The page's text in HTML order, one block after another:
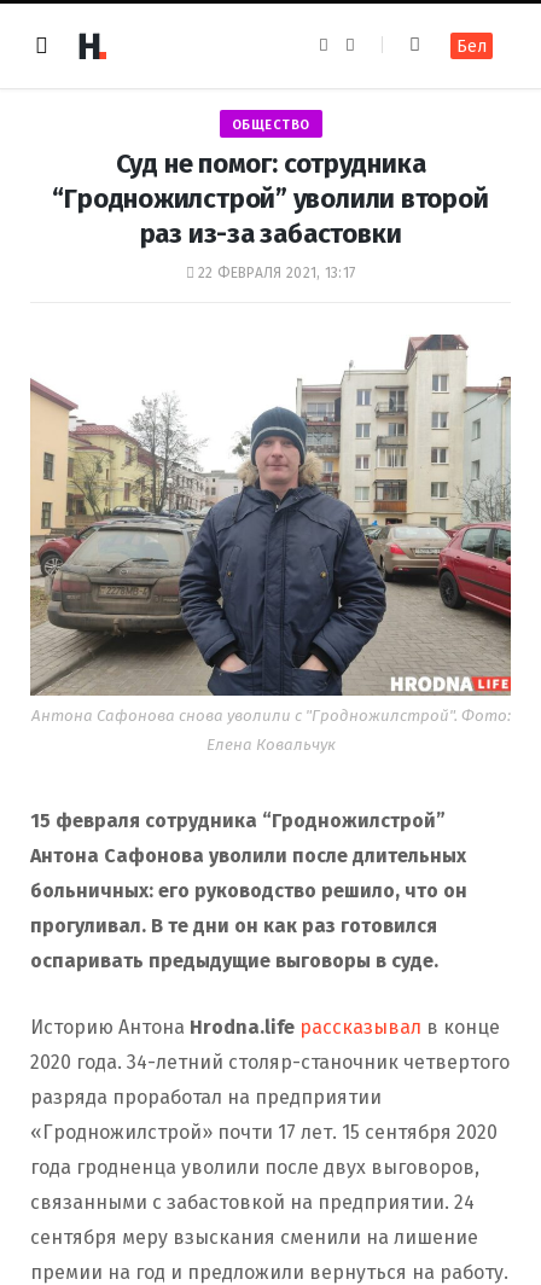
e
k
t
a
m
Бел
ОБЩЕСТВО
Суд не помог: сотрудника
“Гродножилстрой” уволили второй
раз из-за забастовки
22 ФЕВРАЛЯ 2021, 13:17
Антона Сафонова снова уволили с "Гродножилстрой". Фото:
Елена Ковальчук
15 февраля сотрудника “Гродножилстрой”
Антона Сафонова уволили после длительных
больничных: его руководство решило, что он
прогуливал. В те дни он как раз готовился
оспаривать предыдущие выговоры в суде.
Историю Антона Hrodna.life рассказывал в конце
2020 года. 34-летний столяр-станочник четвертого
разряда проработал на предприятии
«Гродножилстрой» почти 17 лет. 15 сентября 2020
года гродненца уволили после двух выговоров,
связанными с забастовкой на предприятии. 24
сентября меру взыскания сменили на лишение
премии на год и предложили вернуться на работу.